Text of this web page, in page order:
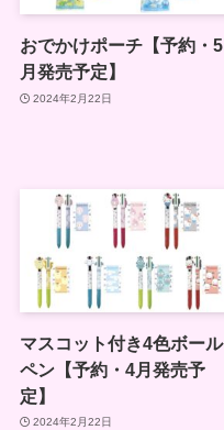
おでかけポーチ【予約・5
月発売予定】
2024年2月22日
マスコット付き4色ボール
ペン【予約・4月発売予
定】
2024年2月22日